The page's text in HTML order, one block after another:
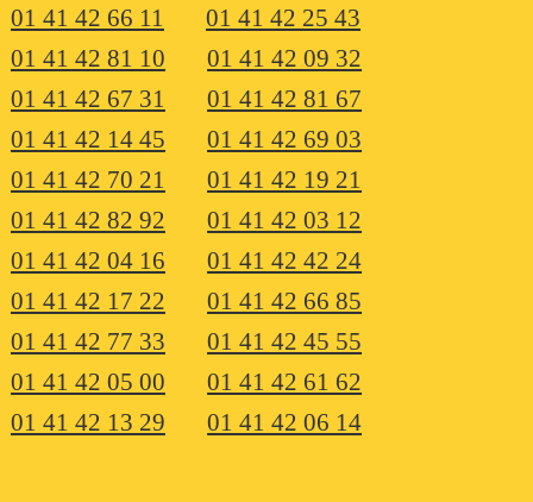
01 41 42 66 11
01 41 42 25 43
01 41 42 81 10
01 41 42 09 32
01 41 42 67 31
01 41 42 81 67
01 41 42 14 45
01 41 42 69 03
01 41 42 70 21
01 41 42 19 21
01 41 42 82 92
01 41 42 03 12
01 41 42 04 16
01 41 42 42 24
01 41 42 17 22
01 41 42 66 85
01 41 42 77 33
01 41 42 45 55
01 41 42 05 00
01 41 42 61 62
01 41 42 13 29
01 41 42 06 14